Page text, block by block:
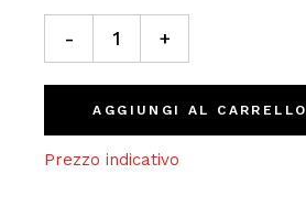
ORIGINALE
ERA:
€19.90.
ATTUALE
€17.91.
Boswellia 30cpr quantity
- +
AGGIUNGI AL CARRELLO
Prezzo indicativo